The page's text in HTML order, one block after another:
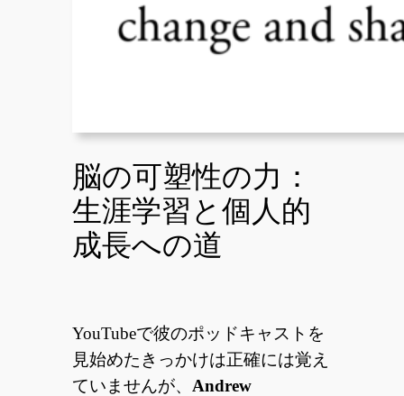
脳の可塑性の力：
生涯学習と個人的
成長への道
YouTubeで彼のポッドキャストを
見始めたきっかけは正確には覚え
ていませんが、 Andrew